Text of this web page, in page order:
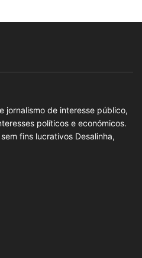
jornalismo de interesse público,
políticos e económicos.
fins lucrativos Desalinha,